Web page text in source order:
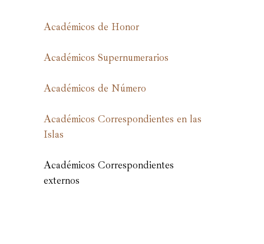
Académicos de Honor
Académicos Supernumerarios
Académicos de Número
Académicos Correspondientes en las
Islas
Académicos Correspondientes
externos